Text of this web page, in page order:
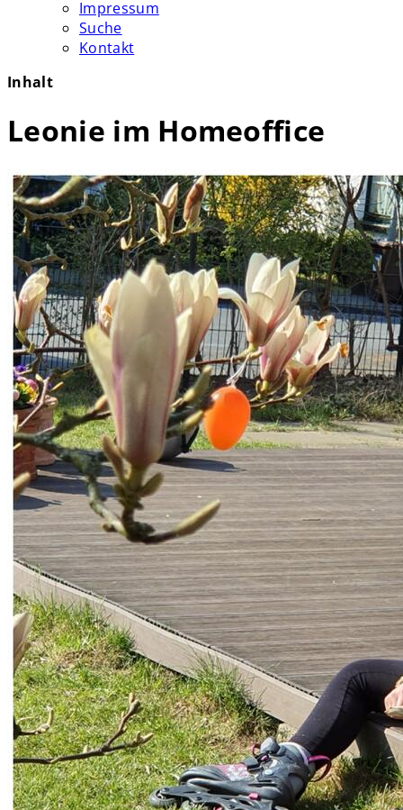
Impressum
Suche
Kontakt
Inhalt
Leonie im Homeoffice